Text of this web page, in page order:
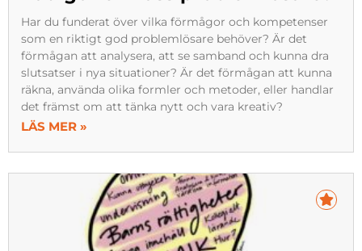
Har du funderat över vilka förmågor och kompetenser
som en riktigt god problemlösare behöver? Är det
förmågan att analysera, att se samband och kunna dra
slutsatser i nya situationer? Är det förmågan att kunna
räkna, använda olika formler och metoder, eller handlar
det främst om att tänka nytt och vara kreativ?
LÄS MER »